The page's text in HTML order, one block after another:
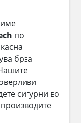
по
брза
сигурни во
производите